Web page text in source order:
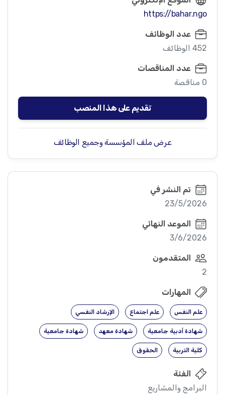
https://bahar.ngo
عدد الوظائف
452 الوظائف
عدد المناقصات
0 مناقصة
تقديم على هذا المنصب
عرض ملف المؤسسة وجميع الوظائف
تم النشر في
23/5/2026
الموعد النهائي
3/6/2026
المتقدمون
2
المهارات
علم النفس علم اجتماع الإرشاد النفسي
شهادة أدبية جامعية شهادة معهد شهادة جامعية
كلية التربية الحقوق
الفئة
البرامج والمشاريع